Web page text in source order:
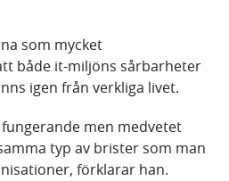
som mycket
både it-miljöns sårbarheter
igen från verkliga livet.
men medvetet
typ av brister som man
förklarar han.